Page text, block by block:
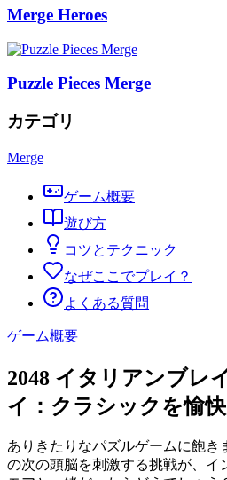
Merge Heroes
Puzzle Pieces Merge
カテゴリ
Merge
ゲーム概要
遊び方
コツとテクニック
なぜここでプレイ？
よくある質問
ゲーム概要
2048 イタリアンブレ
イ：クラシックを愉
ありきたりなパズルゲームに飽き
の次の頭脳を刺激する挑戦が、イ